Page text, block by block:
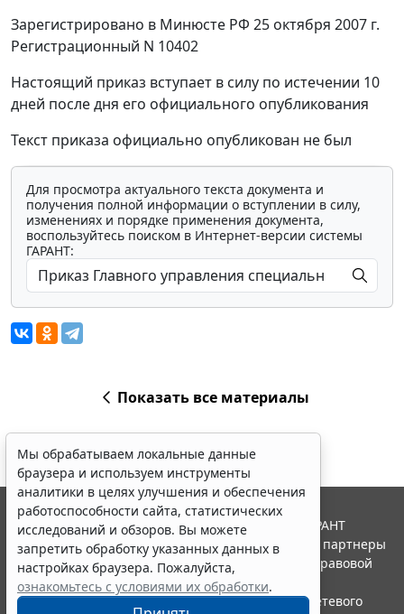
Зарегистрировано в Минюсте РФ 25 октября 2007 г.
Регистрационный N 10402
Настоящий приказ вступает в силу по истечении 10
дней после дня его официального опубликования
Текст приказа официально опубликован не был
Для просмотра актуального текста документа и
получения полной информации о вступлении в силу,
изменениях и порядке применения документа,
воспользуйтесь поиском в Интернет-версии системы
ГАРАНТ:
Показать все материалы
Мы обрабатываем локальные данные
браузера и используем инструменты
аналитики в целях улучшения и обеспечения
работоспособности сайта, статистических
исследований и обзоров. Вы можете
запретить обработку указанных данных в
настройках браузера. Пожалуйста,
ознакомьтесь с условиями их обработки.
© ООО "НПП "ГАРАНТ-СЕРВИС", 2026. Система ГАРАНТ
выпускается с 1990 года. Компания "Гарант" и ее партнеры
являются участниками Российской ассоциации правовой
информации ГАРАНТ.
Портал ГАРАНТ.РУ зарегистрирован в качестве сетевого